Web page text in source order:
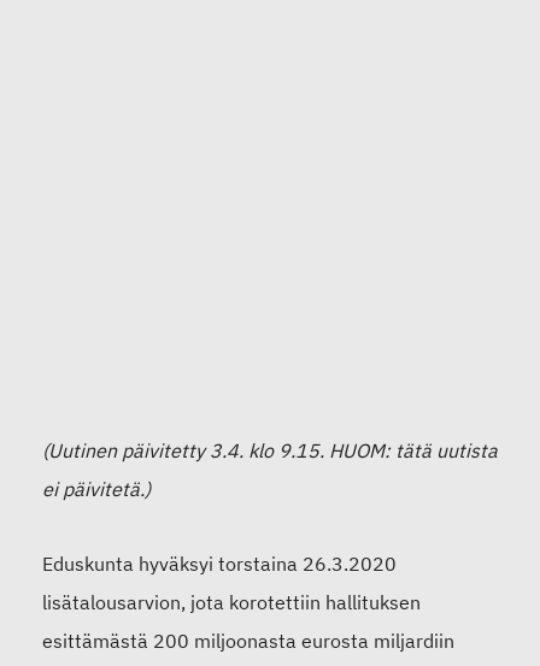
(Uutinen päivitetty 3.4. klo 9.15. HUOM: tätä uutista
ei päivitetä.)
Eduskunta hyväksyi torstaina 26.3.2020
lisätalousarvion, jota korotettiin hallituksen
esittämästä 200 miljoonasta eurosta miljardiin